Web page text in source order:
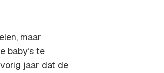
maar
baby’s te
jaar dat de